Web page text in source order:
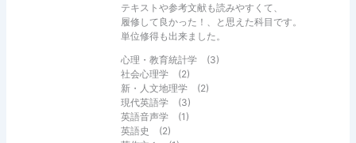
テキストや参考文献も読みやすくて、
履修して良かった！、と思えた科目です。
単位修得も出来ました。
心理・教育統計学 (3)
社会心理学 (2)
新・人文地理学 (2)
現代英語学 (3)
英語音声学 (1)
英語史 (2)